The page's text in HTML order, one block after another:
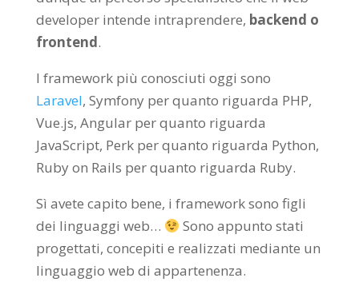
developer intende intraprendere, backend o
frontend.
I framework più conosciuti oggi sono
Laravel, Symfony per quanto riguarda PHP,
Vue.js, Angular per quanto riguarda
JavaScript, Perk per quanto riguarda Python,
Ruby on Rails per quanto riguarda Ruby.
Sì avete capito bene, i framework sono figli
dei linguaggi web…
Sono appunto stati
progettati, concepiti e realizzati mediante un
linguaggio web di appartenenza.